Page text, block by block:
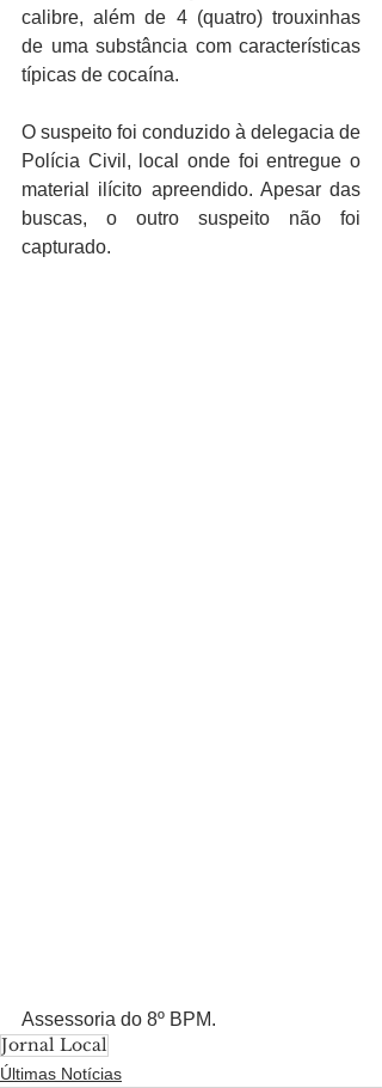
calibre, além de 4 (quatro) trouxinhas
de uma substância com características
típicas de cocaína.
O suspeito foi conduzido à delegacia de
Polícia Civil, local onde foi entregue o
material ilícito apreendido. Apesar das
buscas, o outro suspeito não foi
capturado.
Assessoria do 8º BPM.
Jornal Local
Últimas Notícias